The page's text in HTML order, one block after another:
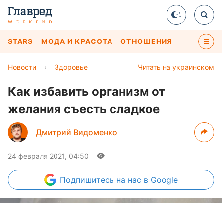
STARS МОДА И КРАСОТА ОТНОШЕНИЯ
Читать на украинском
Новости › Здоровье
Как избавить организм от
желания съесть сладкое
Дмитрий Видоменко
24 февраля 2021, 04:50
Подпишитесь на нас в Google